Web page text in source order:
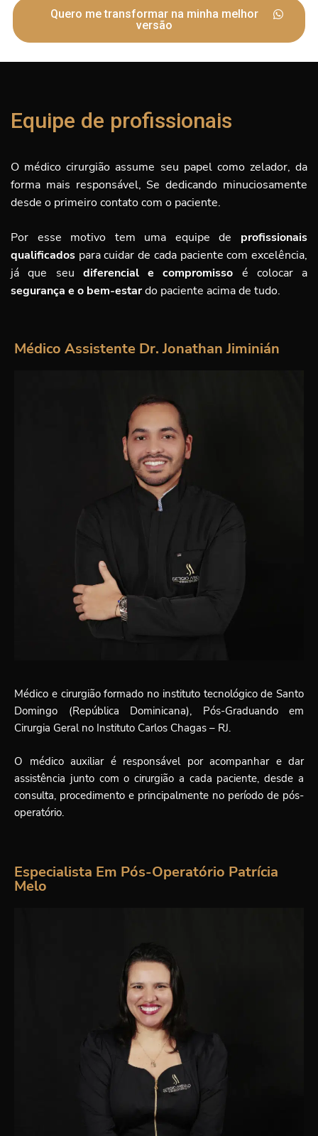
Quero me transformar na minha melhor
versão
Equipe de profissionais
O médico cirurgião assume seu papel como zelador, da
forma mais responsável, Se dedicando minuciosamente
desde o primeiro contato com o paciente.
Por esse motivo tem uma equipe de profissionais
qualificados para cuidar de cada paciente com excelência,
já que seu diferencial e compromisso é colocar a
segurança e o bem-estardo paciente acima de tudo.
Médico Assistente Dr. Jonathan Jiminián
Médico e cirurgião formado no instituto tecnológico de Santo
Domingo (República Dominicana), Pós-Graduando em
Cirurgia Geral no Instituto Carlos Chagas – RJ.
O médico auxiliar é responsável por acompanhar e dar
assistência junto com o cirurgião a cada paciente, desde a
consulta, procedimento e principalmente no período de pós-
operatório.
Especialista Em Pós-Operatório Patrícia
Melo